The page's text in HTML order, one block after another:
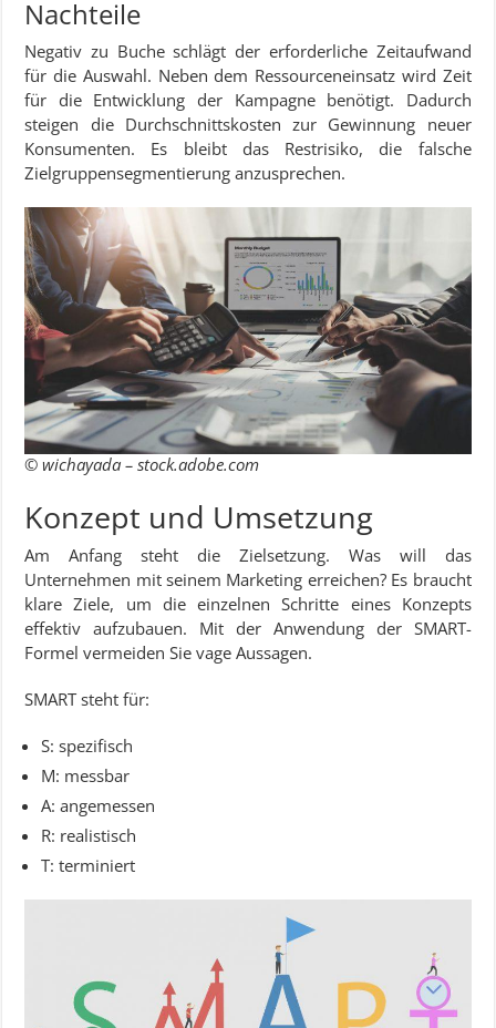
Nachteile
Negativ zu Buche schlägt der erforderliche Zeitaufwand
für die Auswahl. Neben dem Ressourceneinsatz wird Zeit
für die Entwicklung der Kampagne benötigt. Dadurch
steigen die Durchschnittskosten zur Gewinnung neuer
Konsumenten. Es bleibt das Restrisiko, die falsche
Zielgruppensegmentierung anzusprechen.
© wichayada – stock.adobe.com
Konzept und Umsetzung
Am Anfang steht die Zielsetzung. Was will das
Unternehmen mit seinem Marketing erreichen? Es braucht
klare Ziele, um die einzelnen Schritte eines Konzepts
effektiv aufzubauen. Mit der Anwendung der SMART-
Formel vermeiden Sie vage Aussagen.
SMART steht für:
S: spezifisch
M: messbar
A: angemessen
R: realistisch
T: terminiert